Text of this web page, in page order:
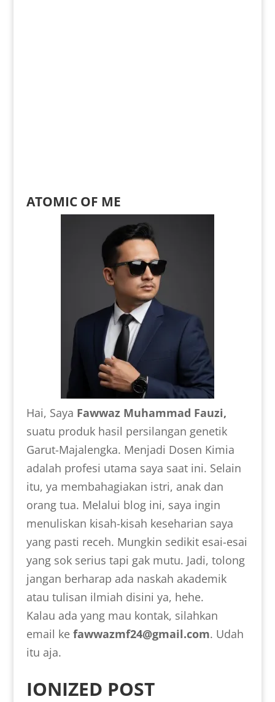
ATOMIC OF ME
Hai, Saya Fawwaz Muhammad Fauzi,
suatu produk hasil persilangan genetik
Garut-Majalengka. Menjadi Dosen Kimia
adalah profesi utama saya saat ini. Selain
itu, ya membahagiakan istri, anak dan
orang tua. Melalui blog ini, saya ingin
menuliskan kisah-kisah keseharian saya
yang pasti receh. Mungkin sedikit esai-esai
yang sok serius tapi gak mutu. Jadi, tolong
jangan berharap ada naskah akademik
atau tulisan ilmiah disini ya, hehe.
Kalau ada yang mau kontak, silahkan
email ke fawwazmf24@gmail.com. Udah
itu aja.
IONIZED POST